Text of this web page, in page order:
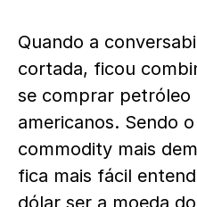
Quando a
cortada, ficou
se comprar petróleo
americanos. Sendo
commodity mais
fica mais fácil
dólar ser a moeda